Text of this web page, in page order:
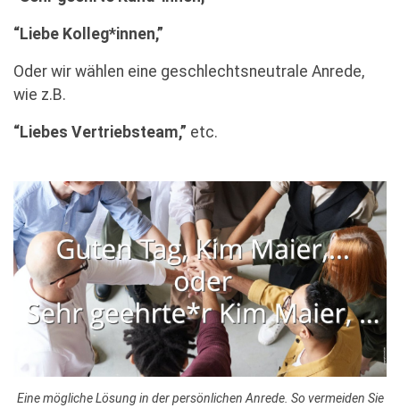
“Liebe Kolleg*innen,”
Oder wir wählen eine geschlechtsneutrale Anrede,
wie z.B.
“Liebes Vertriebsteam,” etc.
Eine mögliche Lösung in der persönlichen Anrede. So vermeiden Sie